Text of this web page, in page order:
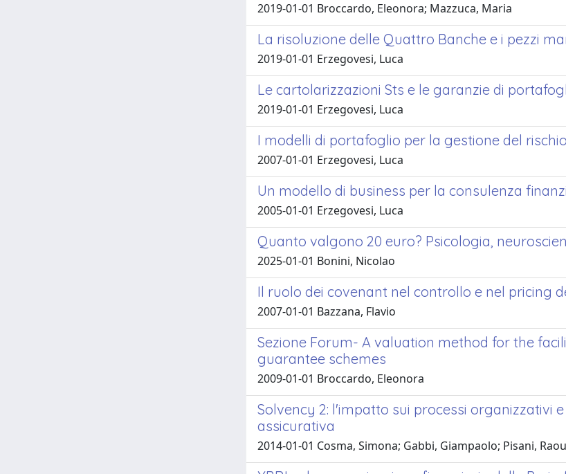
2019-01-01 Broccardo, Eleonora; Mazzuca, Maria
La risoluzione delle Quattro Banche e i pezzi
2019-01-01 Erzegovesi, Luca
Le cartolarizzazioni Sts e le garanzie di
2019-01-01 Erzegovesi, Luca
I modelli di portafoglio per la gestione del
2007-01-01 Erzegovesi, Luca
Un modello di business per la consulenza
2005-01-01 Erzegovesi, Luca
Quanto valgono 20 euro? Psicologia,
2025-01-01 Bonini, Nicolao
Il ruolo dei covenant nel controllo e nel pricing
2007-01-01 Bazzana, Flavio
Sezione Forum- A valuation method for the
guarantee schemes
2009-01-01 Broccardo, Eleonora
Solvency 2: l'impatto sui processi organizzativi
assicurativa
2014-01-01 Cosma, Simona; Gabbi, Giampaolo; Pisani,